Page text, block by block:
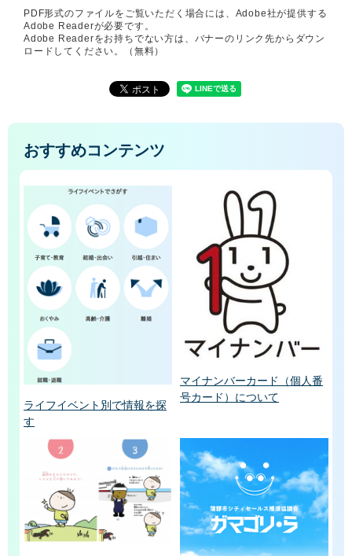
PDF形式のファイルをご覧いただく場合には、Adobe社が提供する
Adobe Readerが必要です。
Adobe Readerをお持ちでない方は、バナーのリンク先からダウン
ロードしてください。（無料）
おすすめコンテンツ
ライフイベント別で情報を探
す
マイナンバーカード（個人番
号カード）について